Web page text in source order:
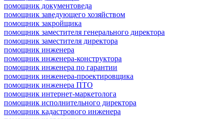
помощник документоведа
помощник заведующего хозяйством
помощник закройщика
помощник заместителя генерального директора
помощник заместителя директора
помощник инженера
помощник инженера-конструктора
помощник инженера по гарантии
помощник инженера-проектировщика
помощник инженера ПТО
помощник интернет-маркетолога
помощник исполнительного директора
помощник кадастрового инженера